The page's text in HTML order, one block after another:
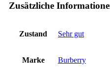
Zusätzliche
Zustand Sehr gut
Marke Burberry